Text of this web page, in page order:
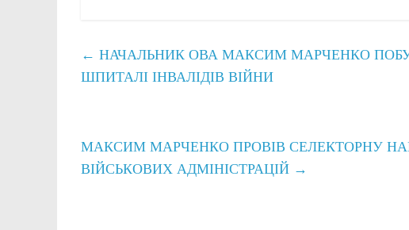
← НАЧАЛЬНИК ОВА МАКСИМ МАРЧЕНКО
ШПИТАЛІ ІНВАЛІДІВ ВІЙНИ
МАКСИМ МАРЧЕНКО ПРОВІВ СЕЛЕКТОРНУ
ВІЙСЬКОВИХ АДМІНІСТРАЦІЙ →